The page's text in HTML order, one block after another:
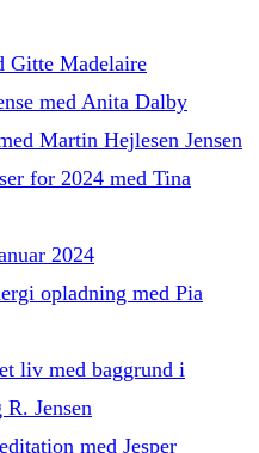
Gitte Madelaire
med Anita Dalby
Martin Hejlesen Jensen
for 2024 med Tina
2024
opladning med Pia
liv med baggrund i
Jensen
med Jesper